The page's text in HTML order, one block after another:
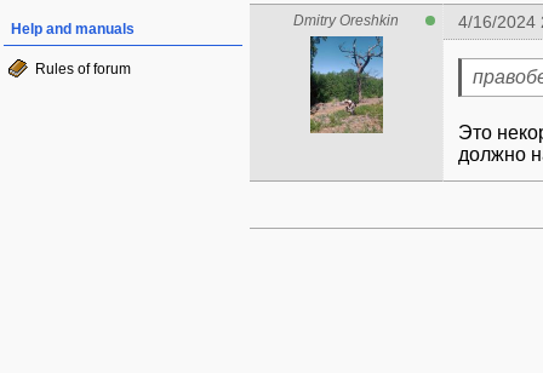
Help and manuals
Rules of forum
Dmitry Oreshkin 4/16/2024
Это
должно